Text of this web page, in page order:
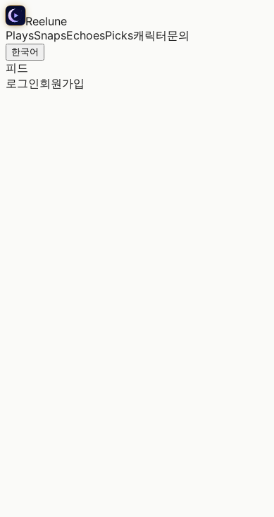
Reelune
PlaysSnapsEchoesPicks캐릭터문의
한국어
피드
로그인회원가입